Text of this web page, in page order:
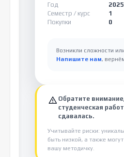
Год
2025
Семестр / курс
1
Покупки
0
Возникли сложности
Напишите нам,
Обратите
студенческая
сдавалась.
Учитывайте риски:
быть низкой, а также
вашу методичку.